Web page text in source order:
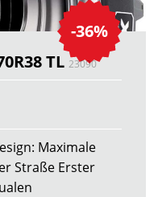
-36%
TL 23090
Maximale
Straße Erster